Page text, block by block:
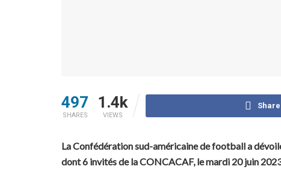
497
SHARES
1.4k
VIEWS
La Confédération sud-américaine de football a
dont 6 invités de la CONCACAF, le mardi 20 juin